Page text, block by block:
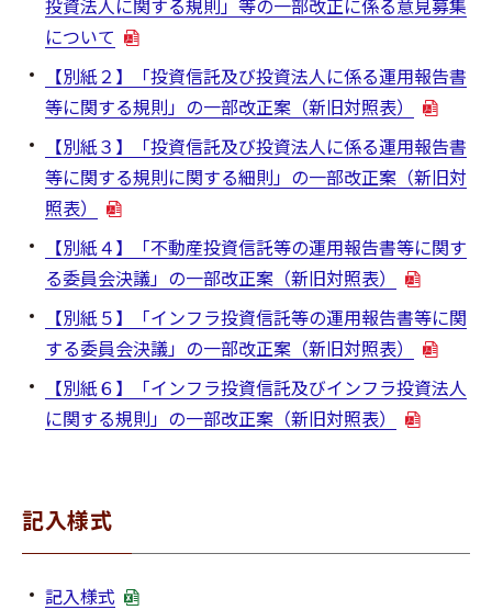
投資法人に関する規則」等の一部改正に係る意見募集
について
【別紙２】「投資信託及び投資法人に係る運用報告書
等に関する規則」の一部改正案（新旧対照表）
【別紙３】「投資信託及び投資法人に係る運用報告書
等に関する規則に関する細則」の一部改正案（新旧対
照表）
【別紙４】「不動産投資信託等の運用報告書等に関す
る委員会決議」の一部改正案（新旧対照表）
【別紙５】「インフラ投資信託等の運用報告書等に関
する委員会決議」の一部改正案（新旧対照表）
【別紙６】「インフラ投資信託及びインフラ投資法人
に関する規則」の一部改正案（新旧対照表）
記入様式
記入様式